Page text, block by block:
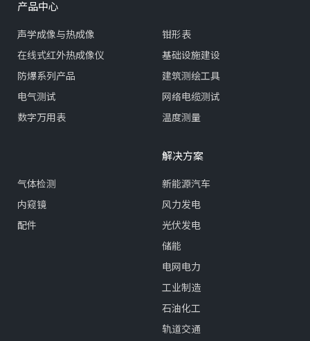
产品中心
声学成像与热成像
在线式红外热成像仪
防爆系列产品
电气测试
数字万用表
钳形表
基础设施建设
建筑测绘工具
网络电缆测试
温度测量
气体检测
内窥镜
配件
解决方案
新能源汽车
风力发电
光伏发电
储能
电网电力
工业制造
石油化工
轨道交通